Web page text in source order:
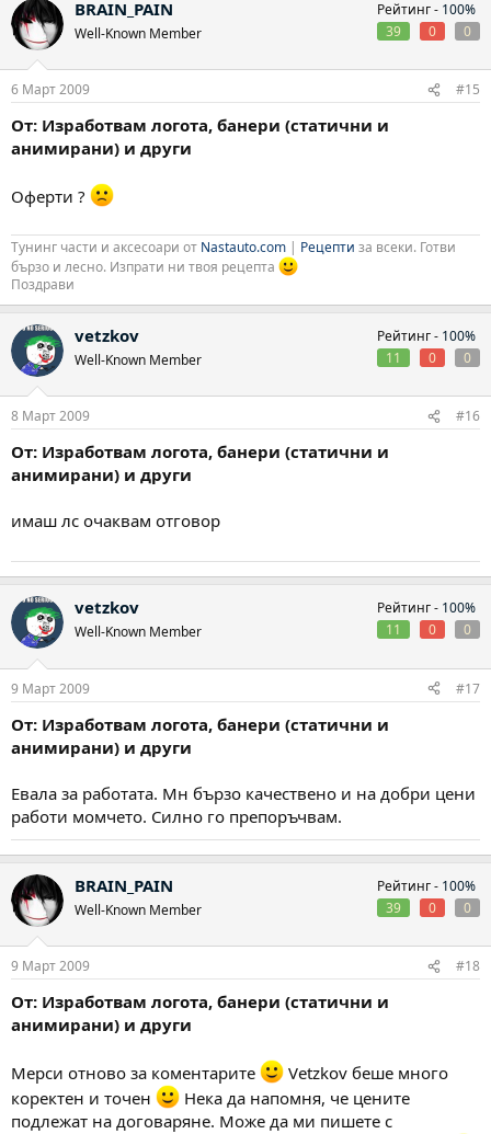
BRAIN_PAIN
Well-Known Member
Рейтинг - 100%
39
0 0
6 Март 2009 #15
От: Изработвам логота, банери (статични и
анимирани) и други
Оферти ?
Тунинг части и аксесоари от Nastauto.com | Рецепти за всеки. Готви
бързо и лесно. Изпрати ни твоя рецепта
Поздрави
vetzkov
Well-Known Member
Рейтинг - 100%
11
0 0
8 Март 2009 #16
От: Изработвам логота, банери (статични и
анимирани) и други
имаш лс очаквам отговор
vetzkov
Well-Known Member
Рейтинг - 100%
11
0 0
9 Март 2009 #17
От: Изработвам логота, банери (статични и
анимирани) и други
Евала за работата. Мн бързо качествено и на добри цени
работи момчето. Силно го препоръчвам.
BRAIN_PAIN
Well-Known Member
Рейтинг - 100%
39
0 0
9 Март 2009 #18
От: Изработвам логота, банери (статични и
анимирани) и други
Мерси отново за коментарите
Vetzkov беше много
коректен и точен
Нека да напомня, че цените
подлежат на договаряне. Може да ми пишете с